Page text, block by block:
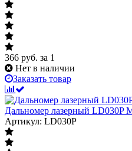
366 руб. за 1
Нет в наличии
Заказать товар
Дальномер лазерный LD030P
Артикул: LD030P